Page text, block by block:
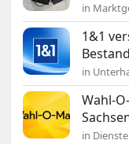
in
1&1
in
Wahl-
in Dienste